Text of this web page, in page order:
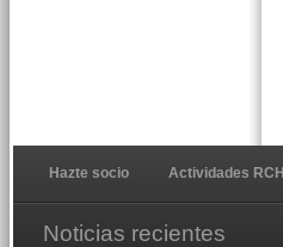
Hazte socio Actividades RCH
Noticias recientes